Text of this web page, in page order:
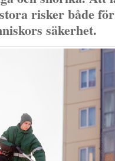
risker både
säkerhet.